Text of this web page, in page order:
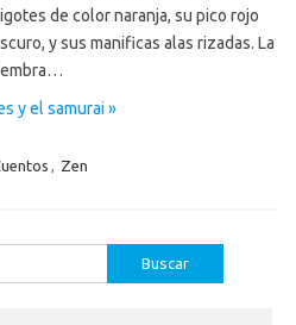
de color naranja, su pico rojo
y sus manificas alas rizadas. La
y el samurai »
, Zen